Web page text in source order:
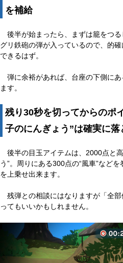
を補給
後半が始まったら、まずは籠をつる
グリ鉄砲の弾が入っているので、的
できるはず。
弾に余裕があれば、台座の下側に
ます。
残り30秒を切ってからのポ
子のにんぎょう”は確実に落
後半の目玉アイテムは、2000点と
う”。周りにある300点の“風車”など
を上乗せ出来ます。
残弾との相談にはなりますが「全
ってもいいかもしれません。